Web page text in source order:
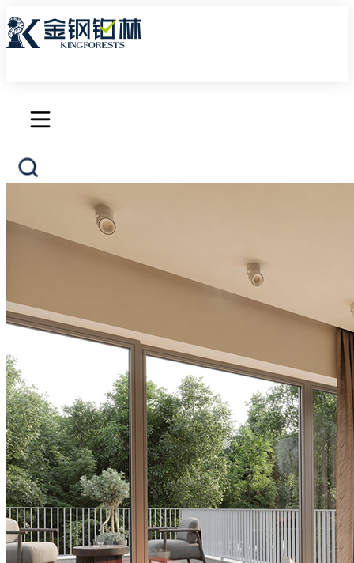
首页
产品中心
三层实木地板
艺术地板
强化地板
多层实木地板
高科技实木复合地板